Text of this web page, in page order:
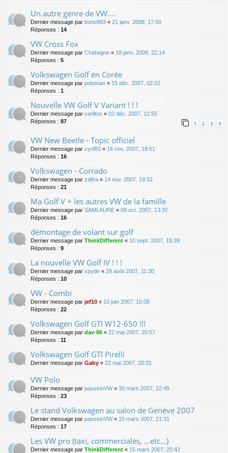
Un autre genre de VW....
Dernier message par bono983 « 21 janv. 2008, 17:50
Réponses : 14
VW Cross Fox
Dernier message par Chataigne « 18 janv. 2008, 22:14
Réponses : 5
Volkswagen Golf en Corée
Dernier message par poloman « 15 déc. 2007, 02:02
Réponses : 1
Nouvelle VW Golf V Variant ! ! !
Dernier message par carlitos « 02 déc. 2007, 12:55
Réponses : 87 1 2 3 4
VW New Beetle - Topic officiel
Dernier message par cyril92 « 16 nov. 2007, 18:51
Réponses : 16
Volkswagen - Corrado
Dernier message par zafira « 14 nov. 2007, 19:32
Réponses : 21
Ma Golf V + les autres VW de la famille
Dernier message par SAMLAURE « 09 oct. 2007, 13:37
Réponses : 16
démontage de volant sur golf
Dernier message par ThinkDifferent « 10 sept. 2007, 15:39
Réponses : 9
La nouvelle VW Golf IV ! ! !
Dernier message par spyde « 29 août 2007, 11:30
Réponses : 10
VW - Combi
Dernier message par jef10 « 10 juin 2007, 16:05
Réponses : 22
Volkswagen Golf GTI W12-650 !!!
Dernier message par dav-86 « 22 mai 2007, 20:57
Réponses : 11
Volkswagen Golf GTI Pirelli
Dernier message par Gaby « 22 mai 2007, 20:31
VW Polo
Dernier message par passionVW« 30 mars 2007, 22:45
Réponses : 23
Le stand Volkswagen au salon de Genève 2007
Dernier message par passionVW« 15 mars 2007, 21:31
Réponses : 17
Les VW pro (taxi, commerciales, ...etc...)
Dernier message par ThinkDifferent « 15 mars 2007, 20:42